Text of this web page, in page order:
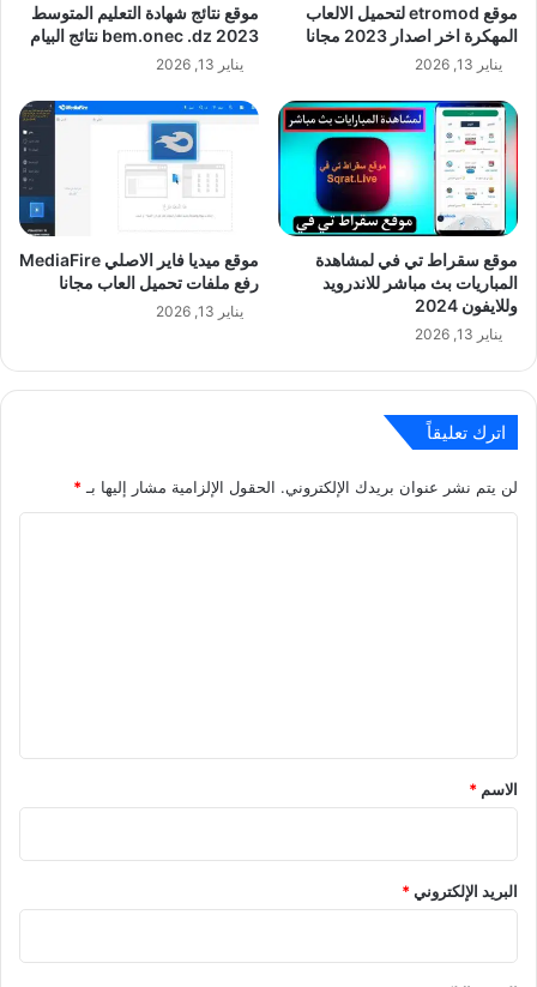
موقع etromod لتحميل الالعاب
المهكرة اخر اصدار 2023 مجانا
يناير 13, 2026
موقع نتائج شهادة التعليم المتوسط
bem.onec .dz 2023 نتائج البيام
يناير 13, 2026
موقع سقراط تي في لمشاهدة
المباريات بث مباشر للاندرويد
وللايفون 2024
يناير 13, 2026
موقع ميديا فاير الاصلي MediaFire
رفع ملفات تحميل العاب مجانا
يناير 13, 2026
اترك تعليقاً
لن يتم نشر عنوان بريدك الإلكتروني. الحقول الإلزامية مشار إليها بـ *
*
الاسم *
البريد الإلكتروني*